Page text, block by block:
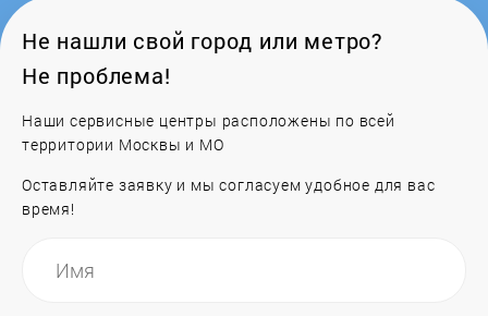
Gejzer
Не нашли свой город или метро?
Не проблема!
Наши сервисные центры расположены по всей
территории Москвы и МО
Оставляйте заявку и мы согласуем удобное для вас
время!